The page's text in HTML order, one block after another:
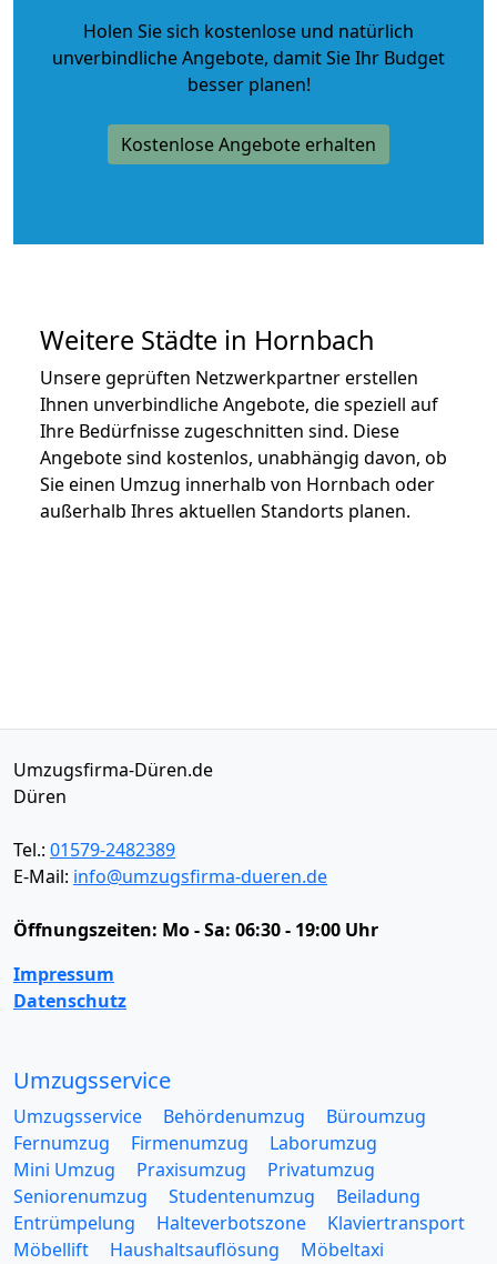
Holen Sie sich kostenlose und natürlich
unverbindliche Angebote, damit Sie Ihr Budget
besser planen!
Kostenlose Angebote erhalten
Weitere Städte in Hornbach
Unsere geprüften Netzwerkpartner erstellen
Ihnen unverbindliche Angebote, die speziell auf
Ihre Bedürfnisse zugeschnitten sind. Diese
Angebote sind kostenlos, unabhängig davon, ob
Sie einen Umzug innerhalb von Hornbach oder
außerhalb Ihres aktuellen Standorts planen.
Umzugsfirma-Düren.de
Düren
Tel.: 01579-2482389
E-Mail: info@umzugsfirma-dueren.de
Öffnungszeiten: Mo - Sa: 06:30 - 19:00 Uhr
Impressum
Datenschutz
Umzugsservice
Umzugsservice Behördenumzug
Büroumzug
Fernumzug
Firmenumzug
Laborumzug
Mini Umzug
Praxisumzug
Privatumzug
Seniorenumzug
Studentenumzug
Beiladung
Entrümpelung
Halteverbotszone
Klaviertransport
Möbellift
Haushaltsauflösung
Möbeltaxi